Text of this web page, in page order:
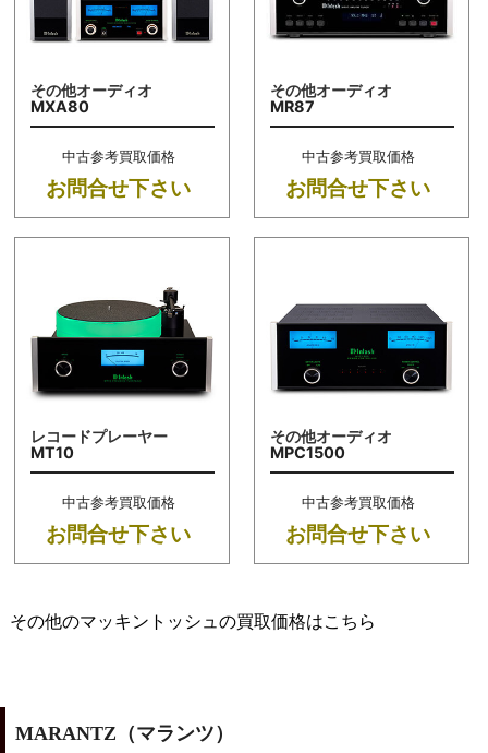
その他オーディオ
MXA80
中古参考買取価格
お問合せ下さい
その他オーディオ
MR87
中古参考買取価格
お問合せ下さい
レコードプレーヤー
MT10
中古参考買取価格
お問合せ下さい
その他オーディオ
MPC1500
中古参考買取価格
お問合せ下さい
その他のマッキントッシュの買取価格はこちら
MARANTZ（マランツ）